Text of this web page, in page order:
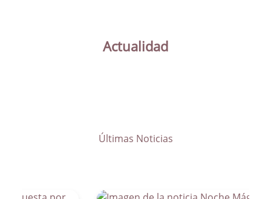
Actualidad
Últimas Noticias